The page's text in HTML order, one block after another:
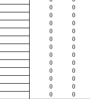
0
0
0
0
0
0
0
0
0
0
0
0
0
0
0
0
0
0
0
0
0
0
0 0